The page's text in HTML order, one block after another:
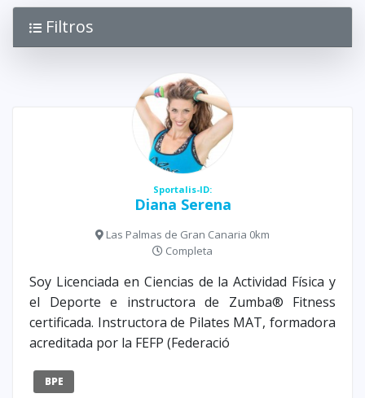
Filtros
Sportalis-ID:
Diana Serena
Las Palmas de Gran Canaria 0km
Completa
Soy Licenciada en Ciencias de la Actividad Física y
el Deporte e instructora de Zumba® Fitness
certificada. Instructora de Pilates MAT, formadora
acreditada por la FEFP (Federació
BPE